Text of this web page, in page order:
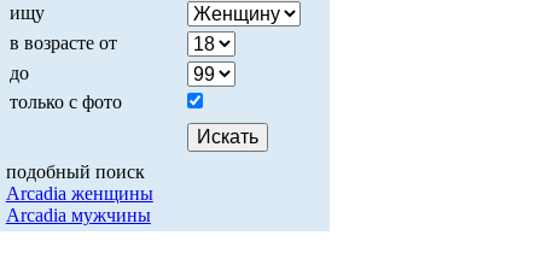
ищу
в возрасте от
до
только с фото
подобный поиск
Arcadia женщины
Arcadia мужчины